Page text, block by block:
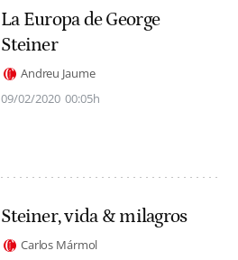
La Europa de George
Steiner
Andreu Jaume
09/02/2020 00:05h
Steiner, vida & milagros
Carlos Mármol